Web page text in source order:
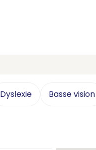
Dyslexie Basse vision